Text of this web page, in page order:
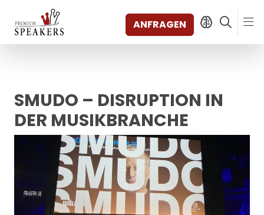
ANFRAGEN
SPEAKERS
THEMEN
ENTDECKEN
SHORTS
VIDEOS
BÜCHER
KATEGORIEN
MAGAZIN
SMUDO – DISRUPTION IN
DER MUSIKBRANCHE